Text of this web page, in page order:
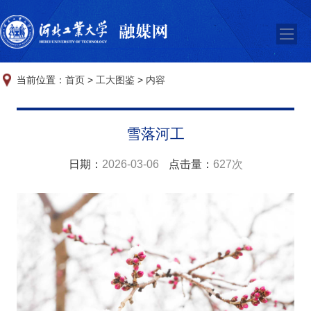
当前位置：首页 > 工大图鉴 > 内容
雪落河工
日期： 2026-03-06 点击量： 627次